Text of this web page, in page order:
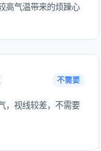
高气温带来的烦躁心
不需要
，视线较差，不需要